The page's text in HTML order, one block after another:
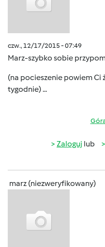
czw., 12/17/2015 - 07:49
Marz-szybko sobie
(na pocieszenie powiem Ci
tygodnie) ...
Zaloguj lub
marz (niezweryfikowany)